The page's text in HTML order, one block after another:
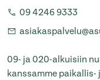
09 4246 9333
09- ja 020-alkuisiin
kanssamme